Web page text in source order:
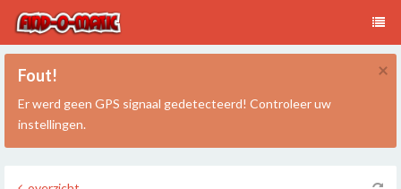
×
Fout!
Er werd geen GPS signaal gedetecteerd! Controleer uw
instellingen.